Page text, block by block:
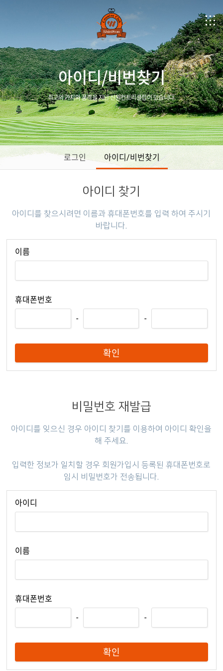
아이디/비번찾기
최고의 가치와 품격을 지닌 신원컨트리클럽이 있습니다.
로그인 아이디/비번찾기
아이디 찾기
아이디를 찾으시려면 이름과 휴대폰번호를 입력 하여 주시기
바랍니다.
이름
휴대폰번호
-
-
확인
비밀번호 재발급
아이디를 잊으신 경우 아이디 찾기를 이용하여 아이디 확인을
해 주세요.
입력한 정보가 일치할 경우 회원가입시 등록된 휴대폰번호로
임시 비밀번호가 전송됩니다.
아이디
이름
휴대폰번호
-
-
확인